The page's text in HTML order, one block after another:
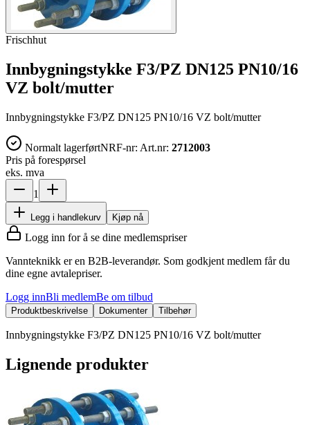
Frischhut
Innbygningstykke F3/PZ DN125 PN10/16
VZ bolt/mutter
Innbygningstykke F3/PZ DN125 PN10/16 VZ bolt/mutter
Normalt lagerførtNRF-nr: Art.nr: 2712003
Pris på forespørsel
eks. mva
1
Legg i handlekurv Kjøp nå
Logg inn for å se dine medlemspriser
Vannteknikk er en B2B-leverandør. Som godkjent medlem får du
dine egne avtalepriser.
Logg innBli medlemBe om tilbud
Produktbeskrivelse Dokumenter Tilbehør
Innbygningstykke F3/PZ DN125 PN10/16 VZ bolt/mutter
Lignende produkter